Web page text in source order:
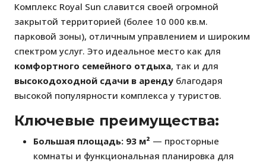
Комплекс Royal Sun славится своей огромной
закрытой территорией (более 10 000 кв.м.
парковой зоны), отличным управлением и широким
спектром услуг. Это идеальное место как для
комфортного семейного отдыха, так и для
высокодоходной сдачи в аренду благодаря
высокой популярности комплекса у туристов.
Ключевые преимущества:
Большая площадь: 93 м² — просторные
комнаты и функциональная планировка для